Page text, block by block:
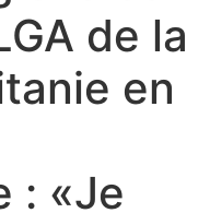
de la
en
: «Je